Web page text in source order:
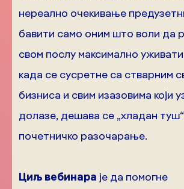
нереално очекивање
бавити само оним што воли да
свом послу максимално
када се сусретне са стварним
бизниса и свим изазовима који
долазе, дешава се „хладан
почетничко разочарање.
Циљ вебинара је да помогне